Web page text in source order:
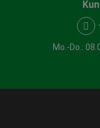
Mo.-Do.: